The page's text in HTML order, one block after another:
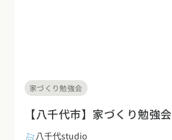
家づくり勉強会
【八千代市】家づくり勉強会
八千代studio